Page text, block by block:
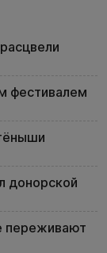
фестивалем
донорской
переживают